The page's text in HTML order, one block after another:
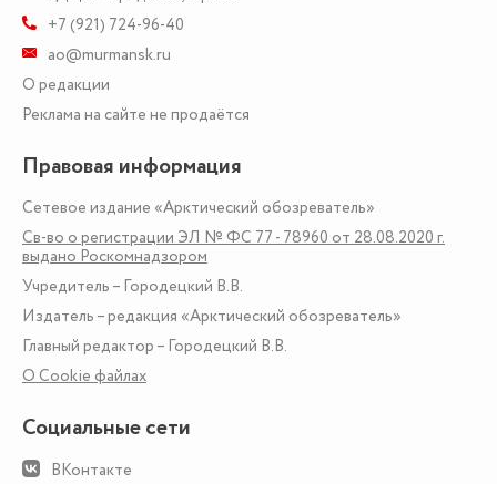
+7 (921) 724-96-40
ao@murmansk.ru
О редакции
Реклама на сайте не продаётся
Правовая информация
Сетевое издание «Арктический обозреватель»
Св-во о регистрации ЭЛ № ФС 77 - 78960 от 28.08.2020 г.
выдано Роскомнадзором
Учредитель – Городецкий В.В.
Издатель – редакция «Арктический обозреватель»
Главный редактор – Городецкий В.В.
О Сookie файлах
Социальные сети
ВКонтакте